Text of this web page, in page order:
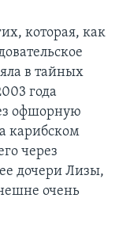
которая, как
в тайных
года
офшорную
карибском
через
дочери Лизы,
очень